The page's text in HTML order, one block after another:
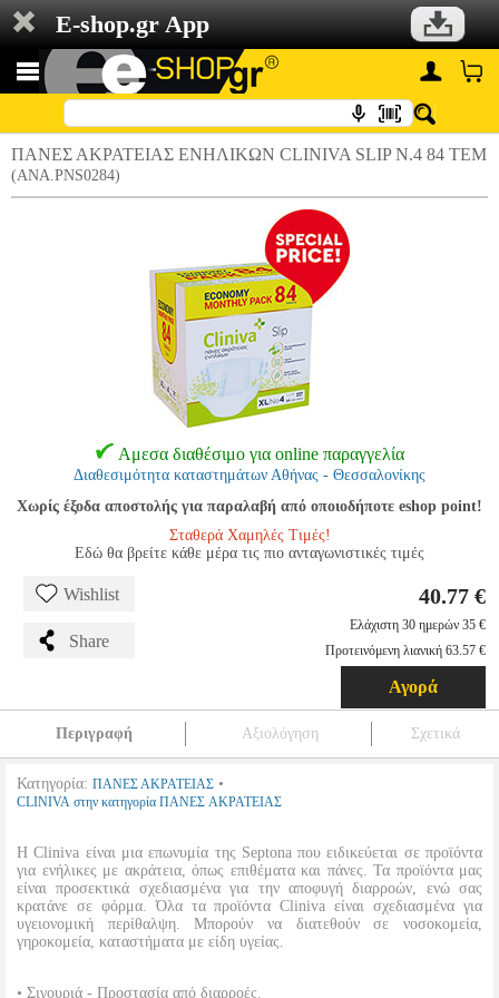
E-shop.gr App
ΠΑΝΕΣ ΑΚΡΑΤΕΙΑΣ ΕΝΗΛΙΚΩΝ CLINIVA SLIP N.4 84 TEM
(ANA.PNS0284)
Αμεσα διαθέσιμο για online παραγγελία
Διαθεσιμότητα καταστημάτων Αθήνας - Θεσσαλονίκης
Χωρίς έξοδα αποστολής για παραλαβή από οποιοδήποτε eshop point!
Σταθερά Χαμηλές Τιμές!
Εδώ θα βρείτε κάθε μέρα τις πιο ανταγωνιστικές τιμές
Wishlist
Share
40.77 €
Ελάχιστη 30 ημερών 35 €
Προτεινόμενη λιανική 63.57 €
Αγορά
Περιγραφή Αξιολόγηση Σχετικά
Κατηγορία: ΠΑΝΕΣ ΑΚΡΑΤΕΙΑΣ •
CLINIVA στην κατηγορία ΠΑΝΕΣ ΑΚΡΑΤΕΙΑΣ
Η Cliniva είναι μια επωνυμία της Septona που ειδικεύεται σε προϊόντα
για ενήλικες με ακράτεια, όπως επιθέματα και πάνες. Τα προϊόντα μας
είναι προσεκτικά σχεδιασμένα για την αποφυγή διαρροών, ενώ σας
κρατάνε σε φόρμα. Όλα τα προϊόντα Cliniva είναι σχεδιασμένα για
υγειονομική περίθαλψη. Μπορούν να διατεθούν σε νοσοκομεία,
γηροκομεία, καταστήματα με είδη υγείας.
• Σιγουριά - Προστασία από διαρροές.